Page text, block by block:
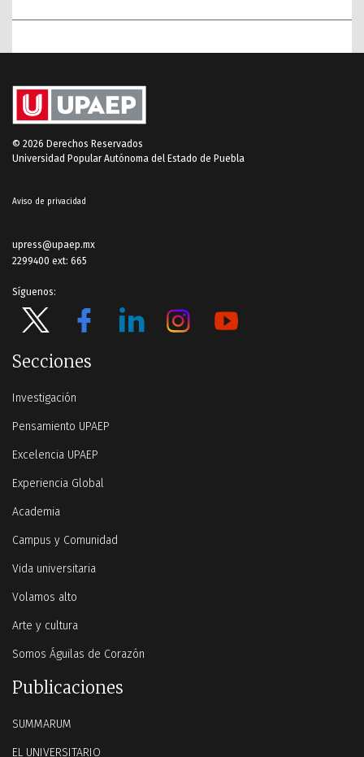
© 2026 Derechos Reservados
Universidad Popular Autónoma del Estado de Puebla
Aviso de privacidad
upress@upaep.mx
2299400 ext: 665
Síguenos:
Secciones
Investigación
Pensamiento UPAEP
Excelencia UPAEP
Experiencia Global
Academia
Campus y Comunidad
Vida universitaria
Volamos alto
Arte y cultura
Somos Águilas de Corazón
Publicaciones
SUMMARUM
EL UNIVERSITARIO